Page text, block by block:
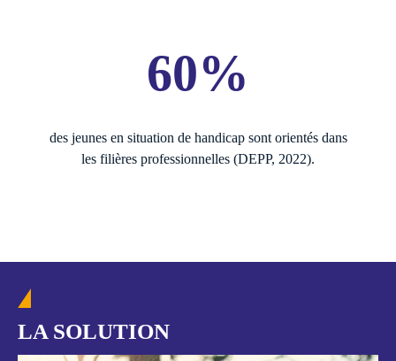
60%
des jeunes en situation de handicap sont orientés dans
les filières professionnelles (DEPP, 2022).
LA SOLUTION